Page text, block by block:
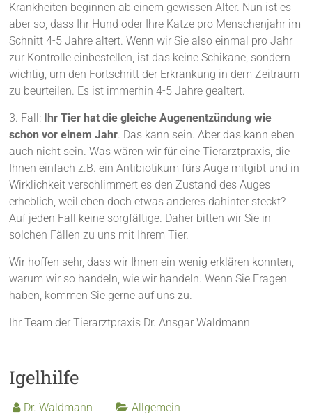
Krankheiten beginnen ab einem gewissen Alter. Nun ist es
aber so, dass Ihr Hund oder Ihre Katze pro Menschenjahr im
Schnitt 4-5 Jahre altert. Wenn wir Sie also einmal pro Jahr
zur Kontrolle einbestellen, ist das keine Schikane, sondern
wichtig, um den Fortschritt der Erkrankung in dem Zeitraum
zu beurteilen. Es ist immerhin 4-5 Jahre gealtert.
3. Fall: Ihr Tier hat die gleiche Augenentzündung wie
schon vor einem Jahr. Das kann sein. Aber das kann eben
auch nicht sein. Was wären wir für eine Tierarztpraxis, die
Ihnen einfach z.B. ein Antibiotikum fürs Auge mitgibt und in
Wirklichkeit verschlimmert es den Zustand des Auges
erheblich, weil eben doch etwas anderes dahinter steckt?
Auf jeden Fall keine sorgfältige. Daher bitten wir Sie in
solchen Fällen zu uns mit Ihrem Tier.
Wir hoffen sehr, dass wir Ihnen ein wenig erklären konnten,
warum wir so handeln, wie wir handeln. Wenn Sie Fragen
haben, kommen Sie gerne auf uns zu.
Ihr Team der Tierarztpraxis Dr. Ansgar Waldmann
Igelhilfe
Dr. Waldmann Allgemein